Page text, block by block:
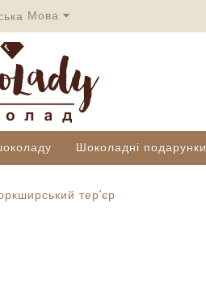
Мова
Шоколадні подарунки
тер'єр